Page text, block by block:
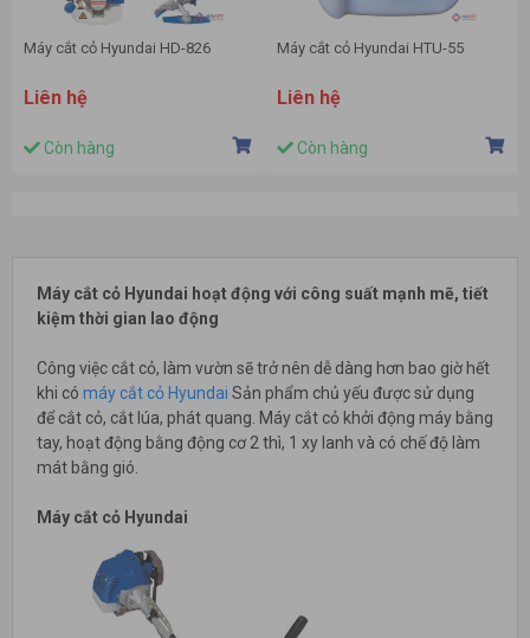
Máy cắt cỏ Hyundai HD-826
Liên hệ
Còn hàng
Máy cắt cỏ Hyundai HTU-55
Liên hệ
Còn hàng
Máy cắt cỏ Hyundai hoạt động với công suất mạnh mẽ, tiết
kiệm thời gian lao động
Công việc cắt cỏ, làm vườn sẽ trở nên dễ dàng hơn bao giờ hết
khi có máy cắt cỏ Hyundai Sản phẩm chủ yếu được sử dụng
để cắt cỏ, cắt lúa, phát quang. Máy cắt cỏ khởi động máy bằng
tay, hoạt động bằng động cơ 2 thì, 1 xy lanh và có chế độ làm
mát bằng gió.
Máy cắt cỏ Hyundai